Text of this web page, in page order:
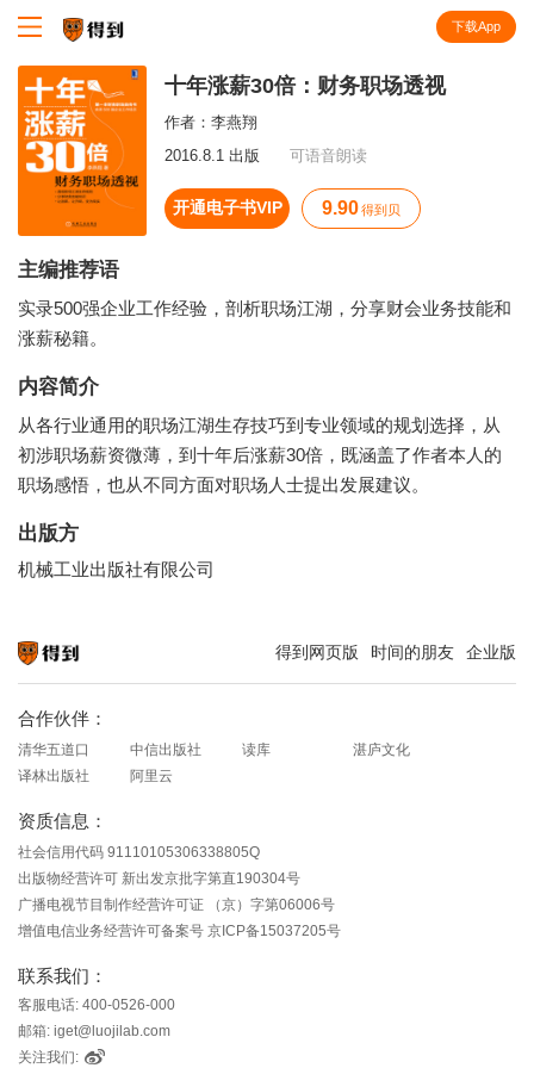
下载App
十年涨薪30倍：财务职场透视
作者： 李燕翔
2016.8.1 出版
可语音朗读
开通电子书VIP 9.90 得到贝
主编推荐语
实录500强企业工作经验，剖析职场江湖，分享财会业务技能和
涨薪秘籍。
内容简介
从各行业通用的职场江湖生存技巧到专业领域的规划选择，从
初涉职场薪资微薄，到十年后涨薪30倍，既涵盖了作者本人的
职场感悟，也从不同方面对职场人士提出发展建议。
出版方
机械工业出版社有限公司
得到网页版 时间的朋友 企业版
合作伙伴：
清华五道口 中信出版社 读库
湛庐文化
译林出版社
阿里云
资质信息：
社会信用代码 91110105306338805Q
出版物经营许可 新出发京批字第直190304号
广播电视节目制作经营许可证 （京）字第06006号
增值电信业务经营许可备案号 京ICP备15037205号
联系我们：
客服电话: 400-0526-000
邮箱: iget@luojilab.com
关注我们: